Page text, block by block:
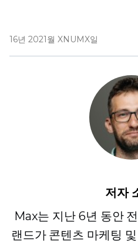
16년 2021월 XNUMX일
저자
Max는 지난 6년 동안
랜드가 콘텐츠 마케팅